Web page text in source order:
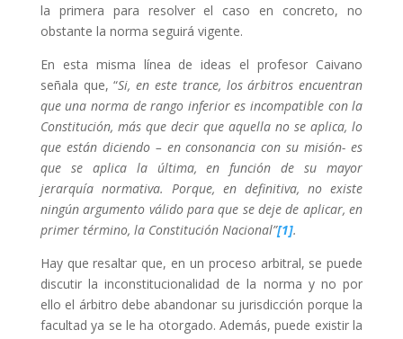
la primera para resolver el caso en concreto, no
obstante la norma seguirá vigente.
En esta misma línea de ideas el profesor Caivano
señala que, “Si, en este trance, los árbitros encuentran
que una norma de rango inferior es incompatible con la
Constitución, más que decir que aquella no se aplica, lo
que están diciendo – en consonancia con su misión- es
que se aplica la última, en función de su mayor
jerarquía normativa. Porque, en definitiva, no existe
ningún argumento válido para que se deje de aplicar, en
primer término, la Constitución Nacional”[1].
Hay que resaltar que, en un proceso arbitral, se puede
discutir la inconstitucionalidad de la norma y no por
ello el árbitro debe abandonar su jurisdicción porque la
facultad ya se le ha otorgado. Además, puede existir la